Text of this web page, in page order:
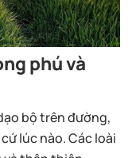
phú và
bộ trên đường,
lúc nào. Các loài